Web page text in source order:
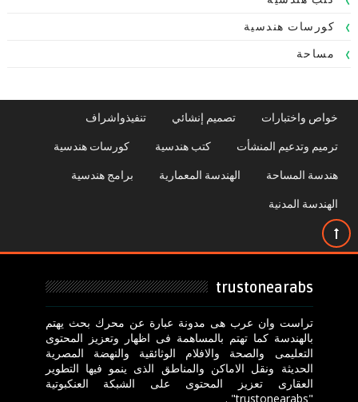
كورسات هندسية
مساحة
خواص واختبارات تصميم إنشائي تنفيذواشراف
ترميم وتدعيم المنشأت كتب هندسية كورسات هندسية
هندسة المساحة الهندسة المعمارية برامج هندسية
الهندسة المدنية
trustonearabs
تراست وان عرب هى مدونة عبارة عن محرك بحث يهتم
بالهندسة كما تهتم بالمساهمة فى اظهار وتعزيز المحتوى
التعليمى والصحة والافلام الوثائقية والنهضة المصرية
الحديثة ونقل الاماكن والمناطق الذى ينمو فيها التطوير
العقارى تعزيز المحتوى على الشبكة العنكبوتية
"trustonearabs" .